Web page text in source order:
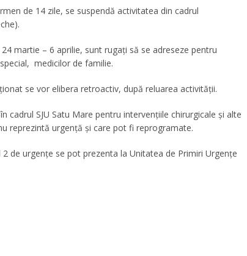
de 14 zile, se suspendă activitatea din cadrul
martie – 6 aprilie, sunt rugați să se adreseze pentru
medicilor de familie.
se vor elibera retroactiv, după reluarea activității.
SJU Satu Mare pentru intervențiile chirurgicale și alte
reprezintă urgență și care pot fi reprogramate.
de urgențe se pot prezenta la Unitatea de Primiri Urgențe